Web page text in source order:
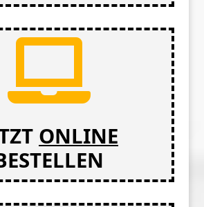

ONLINE